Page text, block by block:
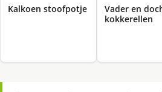
Kalkoen stoofpotje
Vader en
kokkerellen